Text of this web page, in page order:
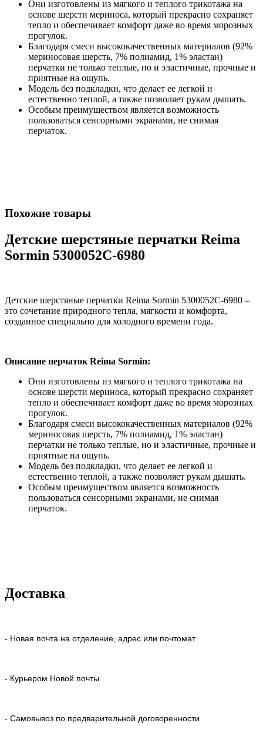
Они изготовлены из мягкого и теплого трикотажа на
основе шерсти мериноса, который прекрасно сохраняет
тепло и обеспечивает комфорт даже во время морозных
прогулок.
Благодаря смеси высококачественных материалов (92%
мериносовая шерсть, 7% полиамид, 1% эластан)
перчатки не только теплые, но и эластичные, прочные и
приятные на ощупь.
Модель без подкладки, что делает ее легкой и
естественно теплой, а также позволяет рукам дышать.
Особым преимуществом является возможность
пользоваться сенсорными экранами, не снимая
перчаток.
Похожие товары
Детские шерстяные перчатки Reima
Sormin 5300052C-6980
Детские шерстяные перчатки Reima Sormin 5300052C-6980 –
это сочетание природного тепла, мягкости и комфорта,
созданное специально для холодного времени года.
Описание перчаток Reima Sormin:
Они изготовлены из мягкого и теплого трикотажа на
основе шерсти мериноса, который прекрасно сохраняет
тепло и обеспечивает комфорт даже во время морозных
прогулок.
Благодаря смеси высококачественных материалов (92%
мериносовая шерсть, 7% полиамид, 1% эластан)
перчатки не только теплые, но и эластичные, прочные и
приятные на ощупь.
Модель без подкладки, что делает ее легкой и
естественно теплой, а также позволяет рукам дышать.
Особым преимуществом является возможность
пользоваться сенсорными экранами, не снимая
перчаток.
Доставка
- Новая почта на отделение, адрес или почтомат
- Курьером Новой почты
- Самовывоз по предварительной договоренности